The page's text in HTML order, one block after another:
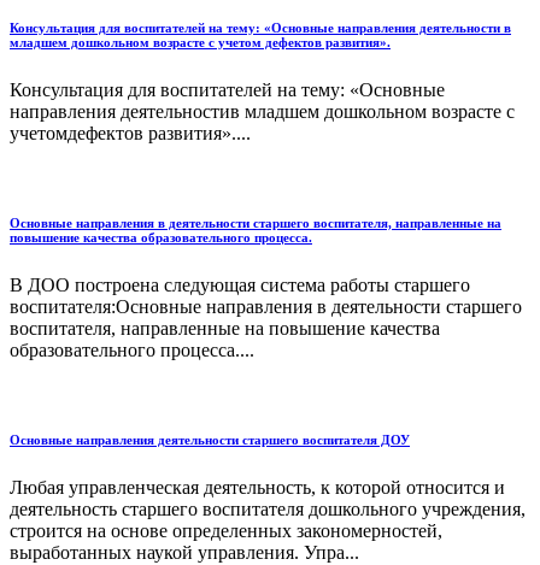
Консультация для воспитателей на тему: «Основные направления деятельности в
младшем дошкольном возрасте с учетом дефектов развития».
Консультация для воспитателей на тему: «Основные
направления деятельностив младшем дошкольном возрасте с
учетомдефектов развития»....
Основные направления в деятельности старшего воспитателя, направленные на
повышение качества образовательного процесса.
В ДОО построена следующая система работы старшего
воспитателя:Основные направления в деятельности старшего
воспитателя, направленные на повышение качества
образовательного процесса....
Основные направления деятельности старшего воспитателя ДОУ
Любая управленческая деятельность, к которой относится и
деятельность старшего воспитателя дошкольного учреждения,
строится на основе определенных закономерностей,
выработанных наукой управления. Упра...